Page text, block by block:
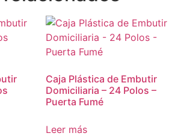
Caja Plástica de Embutir
Domiciliaria – 24 Polos –
Puerta Fumé
Leer más